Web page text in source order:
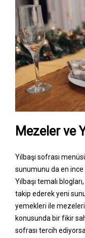
Mezeler ve
Yılbaşı sofrası
sunumunu da en ince
Yılbaşı temalı
takip ederek yeni
yemekleri ile
konusunda bir fikir
sofrası tercih